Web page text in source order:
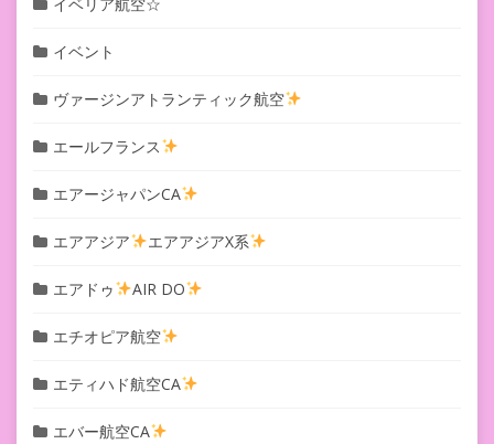
イベント
ヴァージンアトランティック航空
エールフランス
エアージャパンCA
エアアジア エアアジアX系
エアドゥ AIR DO
エチオピア航空
エティハド航空CA
エバー航空CA